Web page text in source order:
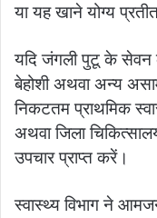
या यह खाने योग्य
यदि जंगली पुटू के सेवन
बेहोशी अथवा अन्य
निकटतम प्राथमिक
अथवा जिला
उपचार प्राप्त करें।
स्वास्थ्य विभाग ने